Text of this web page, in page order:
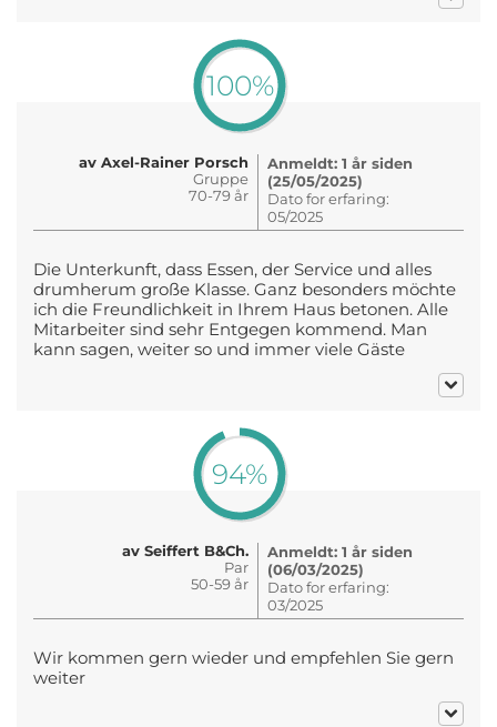
100%
av Axel-Rainer Porsch
Gruppe
70-79 år
Anmeldt: 1 år siden
(25/05/2025)
Dato for erfaring:
05/2025
Die Unterkunft, dass Essen, der Service und alles
drumherum große Klasse. Ganz besonders möchte
ich die Freundlichkeit in Ihrem Haus betonen. Alle
Mitarbeiter sind sehr Entgegen kommend. Man
kann sagen, weiter so und immer viele Gäste
94%
av Seiffert B&Ch.
Par
50-59 år
Anmeldt: 1 år siden
(06/03/2025)
Dato for erfaring:
03/2025
Wir kommen gern wieder und empfehlen Sie gern
weiter